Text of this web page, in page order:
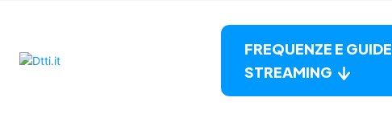
FREQUENZE E GUIDE
STREAMING